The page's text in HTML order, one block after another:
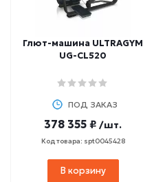
Глют-машина ULTRAGYM
UG-CL520
ПОД ЗАКАЗ
378 355 ₽ /шт.
Код товара: spt0045428
В корзину